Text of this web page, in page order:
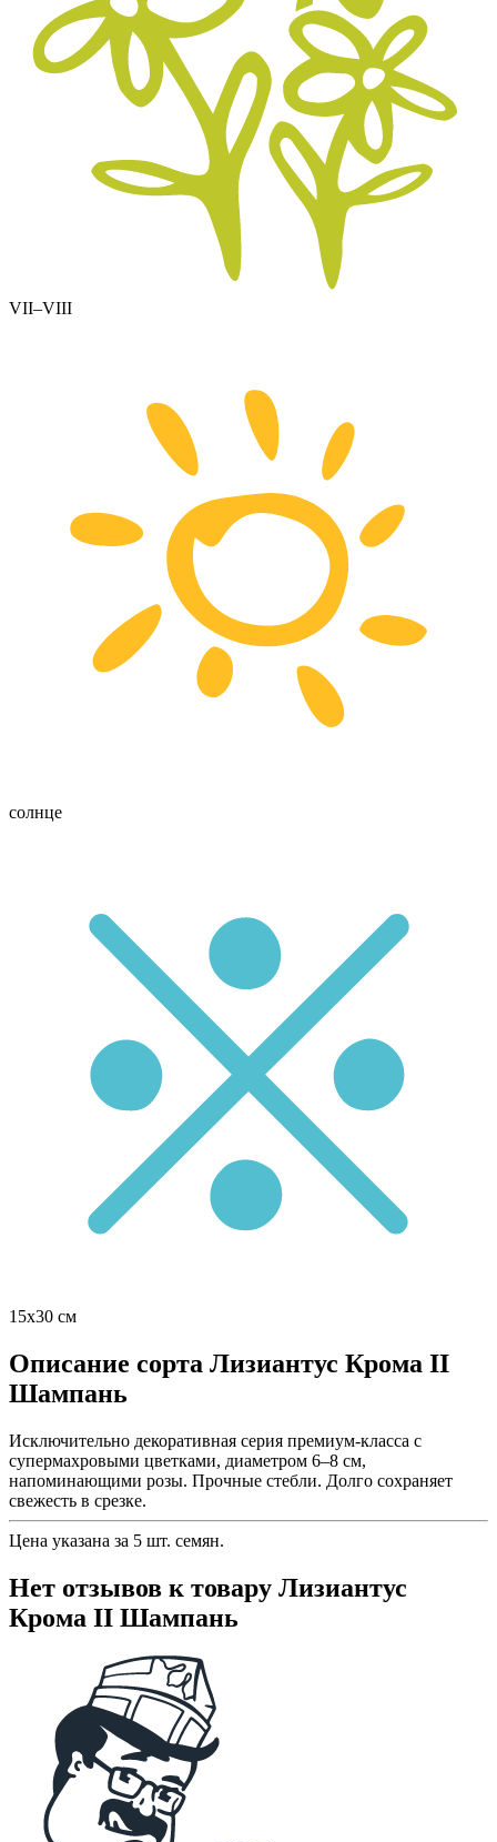
VII–VIII
солнце
15х30 см
Описание сорта Лизиантус Крома II
Шампань
Исключительно декоративная серия премиум-класса с
супермахровыми цветками, диаметром 6–8 см,
напоминающими розы. Прочные стебли. Долго сохраняет
свежесть в срезке.
Цена указана за 5 шт. семян.
Нет отзывов к товару Лизиантус
Крома II Шампань